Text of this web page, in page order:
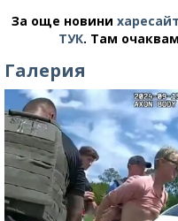
За още новини
ТУК. Там
Галерия